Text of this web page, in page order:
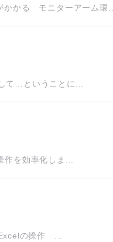
かかる モニターアーム環...
て…ということに...
を効率化しま...
の操作 ...